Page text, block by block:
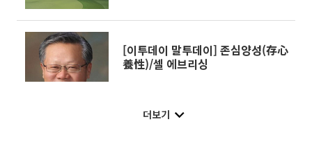
[이투데이 말투데이] 존심양성(存心
養性)/셀 에브리싱
더보기